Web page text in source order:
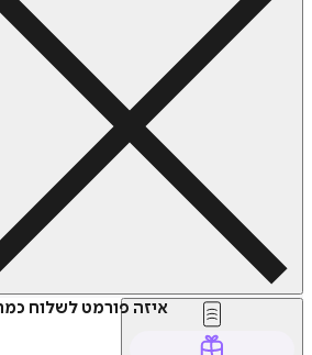
איזה פורמט לשלוח